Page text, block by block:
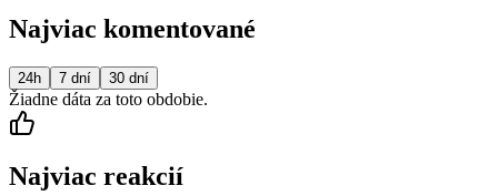
Najviac komentované
24h 7 dní 30 dní
Žiadne dáta za toto obdobie.
Najviac reakcií